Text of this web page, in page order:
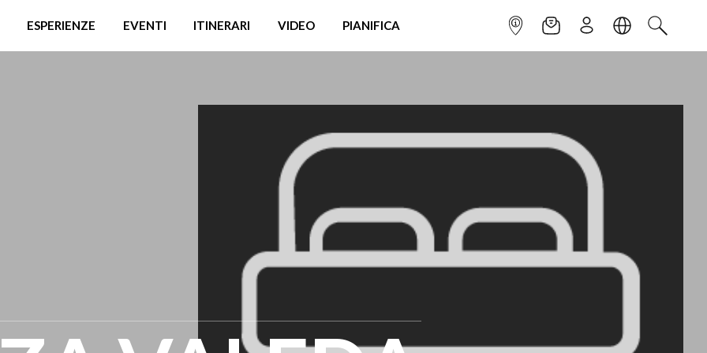
ESPERIENZE EVENTI ITINERARI VIDEO PIANIFICA INFOPOINTNEWSLETTER
ISCRIVITILINGUACERCA